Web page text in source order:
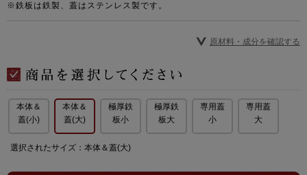
※鉄板は鉄製、蓋はステンレス製です。
原材料・成分を確認する
本体＆
蓋(小)
本体＆
蓋(大)
極厚鉄
板小
極厚鉄
板大
専用蓋
小
専用蓋
大
選択されたサイズ：本体＆蓋(大)